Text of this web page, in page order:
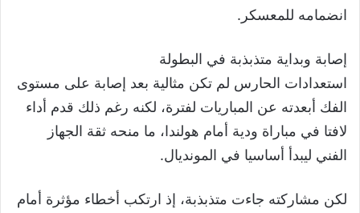
انضمامه للمعسكر.
إصابة وبداية متذبذبة في البطولة
استعدادات الحارس لم تكن مثالية بعد إصابة على مستوى
الفك أبعدته عن المباريات لفترة، لكنه رغم ذلك قدم أداء
لافتا في مباراة ودية أمام هولندا، ما منحه ثقة الجهاز
الفني ليبدأ أساسيا في المونديال.
لكن مشاركته جاءت متذبذبة، إذ ارتكب أخطاء مؤثرة أمام